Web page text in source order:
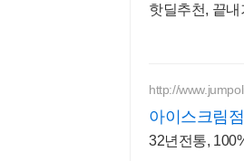
핫딜추천, 끝
http://
아이스크림
32년전통,